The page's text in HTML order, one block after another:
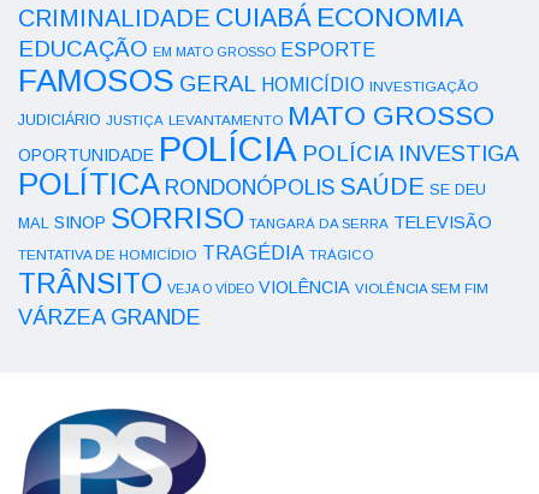
CRIMINALIDADE CUIABÁ ECONOMIA
EDUCAÇÃO EM MATO GROSSO ESPORTE
FAMOSOS GERAL HOMICÍDIO INVESTIGAÇÃO
JUDICIÁRIO JUSTIÇA LEVANTAMENTO MATO GROSSO
OPORTUNIDADE POLÍCIA POLÍCIA INVESTIGA
POLÍTICA RONDONÓPOLIS SAÚDE SE DEU
MAL SINOP SORRISO TANGARÁ DA SERRA TELEVISÃO
TENTATIVA DE HOMICÍDIO TRAGÉDIA TRÁGICO
TRÂNSITO VEJA O VÍDEO VIOLÊNCIA VIOLÊNCIA SEM FIM
VÁRZEA GRANDE